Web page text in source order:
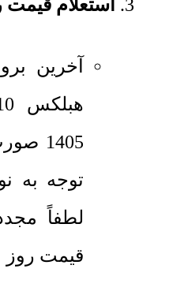
استعلام قیمت
آخرین
1405
توجه به
لطفاً
قیمت روز